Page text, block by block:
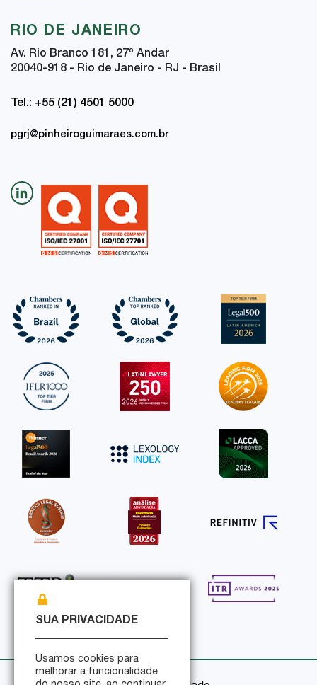
RIO DE JANEIRO
Av. Rio Branco 181, 27º Andar
20040-918 - Rio de Janeiro - RJ - Brasil
Tel.: +55 (21) 4501 5000
pgrj@pinheiroguimaraes.com.br
SUA PRIVACIDADE
Usamos cookies para
melhorar a funcionalidade